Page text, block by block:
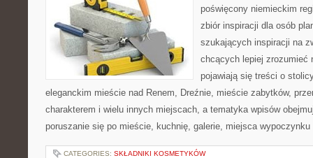
poświęcony niemieckim
zbiór inspiracji dla osób
szukających inspiracji na
chcących lepiej zrozumieć
pojawiają się treści o
eleganckim mieście nad Renem, Dreźnie, mieście zabytków,
charakterem i wielu innych miejscach, a tematyka wpisów
poruszanie się po mieście, kuchnię, galerie, miejsca
CATEGORIES: SKŁADNIKI KOSMETYKÓW